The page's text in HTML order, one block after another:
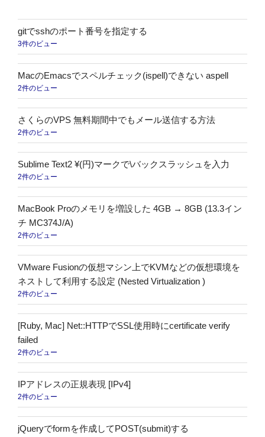
gitでsshのポート番号を指定する
3件のビュー
MacのEmacsでスペルチェック(ispell)できない aspell
2件のビュー
さくらのVPS 無料期間中でもメール送信する方法
2件のビュー
Sublime Text2 ¥(円)マークで\バックスラッシュを入力
2件のビュー
MacBook Proのメモリを増設した 4GB → 8GB (13.3イン
チ MC374J/A)
2件のビュー
VMware Fusionの仮想マシン上でKVMなどの仮想環境を
ネストして利用する設定 (Nested Virtualization )
2件のビュー
[Ruby, Mac] Net::HTTPでSSL使用時にcertificate verify
failed
2件のビュー
IPアドレスの正規表現 [IPv4]
2件のビュー
jQueryでformを作成してPOST(submit)する